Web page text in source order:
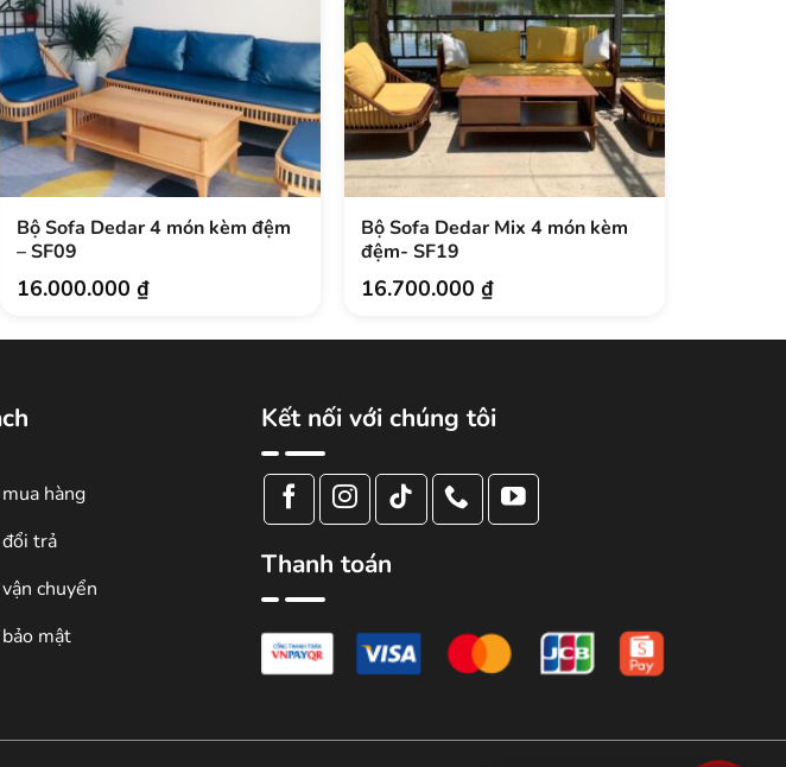
Bộ Sofa Dedar 4 món kèm đệm
– SF09
16.000.000₫
Bộ Sofa Dedar Mix 4 món kèm
đệm- SF19
16.700.000₫
hàng
trả
chuyển
mật
Kết nối với chúng tôi
Thanh toán